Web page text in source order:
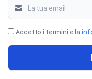
Accetto i termini e la